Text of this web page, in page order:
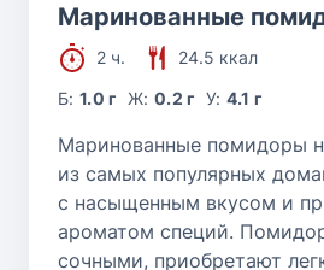
Маринованные
2 ч.
24.5 ккал
Б:1.0 г Ж: 0.2 г У: 4.1 г
Маринованные помидоры
из самых популярных
с насыщенным вкусом и
ароматом специй.
сочными, приобретают